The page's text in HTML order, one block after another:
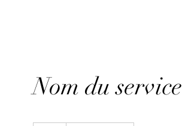
Nom du service